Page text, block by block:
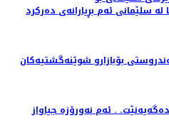
. ئەم نەورۆزە جیاواز